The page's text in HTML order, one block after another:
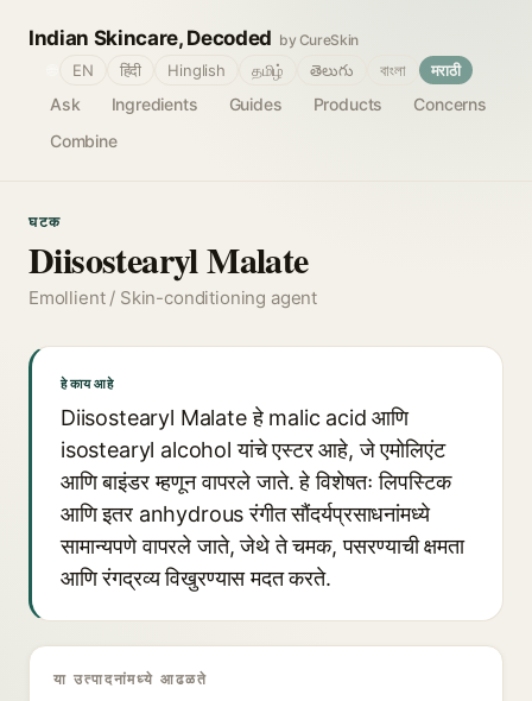
Indian Skincare, Decoded by CureSkin
Ask Ingredients Guides Products
Concerns
Combine
EN हिंदी Hinglish தமிழ் తెలుగు বাংলা मराठी
घटक
Diisostearyl Malate
Emollient / Skin-conditioning agent
हे काय आहे
Diisostearyl Malate हे malic acid आणि
isostearyl alcohol यांचे एस्टर आहे, जे एमोलिएंट
आणि बाइंडर म्हणून वापरले जाते. हे विशेषतः लिपस्टिक
आणि इतर anhydrous रंगीत सौंदर्यप्रसाधनांमध्ये
सामान्यपणे वापरले जाते, जेथे ते चमक, पसरण्याची क्षमता
आणि रंगद्रव्य विखुरण्यास मदत करते.
या उत्पादनांमध्ये आढळते